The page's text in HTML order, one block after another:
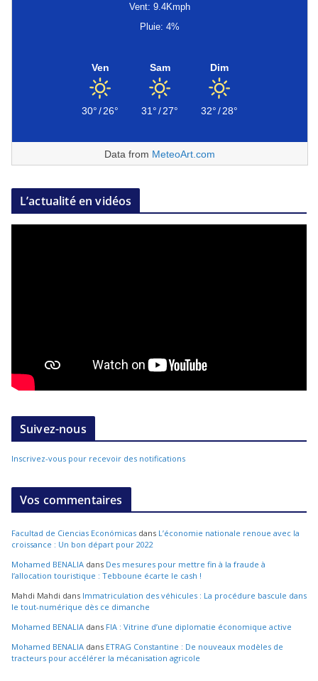
Vent: 9.4Kmph
Pluie: 4%
Ven
30°/26°
Sam
31°/27°
Dim
32°/28°
Data from MeteoArt.com
L’actualité en vidéos
Suivez-nous
Inscrivez-vous pour recevoir des notifications
Vos commentaires
Facultad de Ciencias Económicas dans L’économie nationale renoue avec la
croissance : Un bon départ pour 2022
Mohamed BENALIA dans Des mesures pour mettre fin à la fraude à
l’allocation touristique : Tebboune écarte le cash !
Mahdi Mahdi dans Immatriculation des véhicules : La procédure bascule dans
le tout-numérique dès ce dimanche
Mohamed BENALIA dans FIA : Vitrine d’une diplomatie économique active
Mohamed BENALIA dans ETRAG Constantine : De nouveaux modèles de
tracteurs pour accélérer la mécanisation agricole